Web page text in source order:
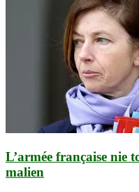
L’armée française nie
malien